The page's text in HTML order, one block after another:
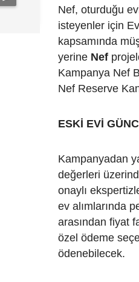
Nef, oturduğu
isteyenler için
kapsamında
yerine Nef
Kampanya Nef
Nef Reserve
ESKİ EVİ
Kampanyadan
değerleri
onaylı
ev alımlarında
arasından fiyat
özel ödeme
ödenebilecek.